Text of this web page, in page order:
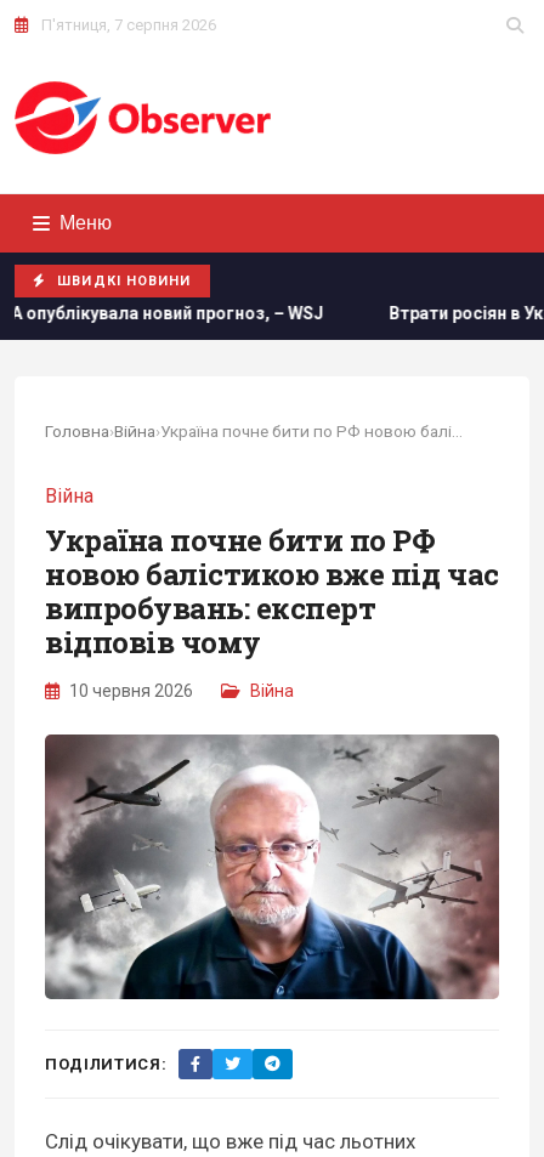
П'ятниця, 7 серпня 2026
Меню
ШВИДКІ НОВИНИ
новий прогноз, – WSJ Втрати росіян в Україні
Головна›Війна›
Війна
Україна почне бити по РФ
новою балістикою вже під час
випробувань: експерт
відповів чому
10 червня 2026 Війна
ПОДІЛИТИСЯ:
Слід очікувати, що вже під час льотних